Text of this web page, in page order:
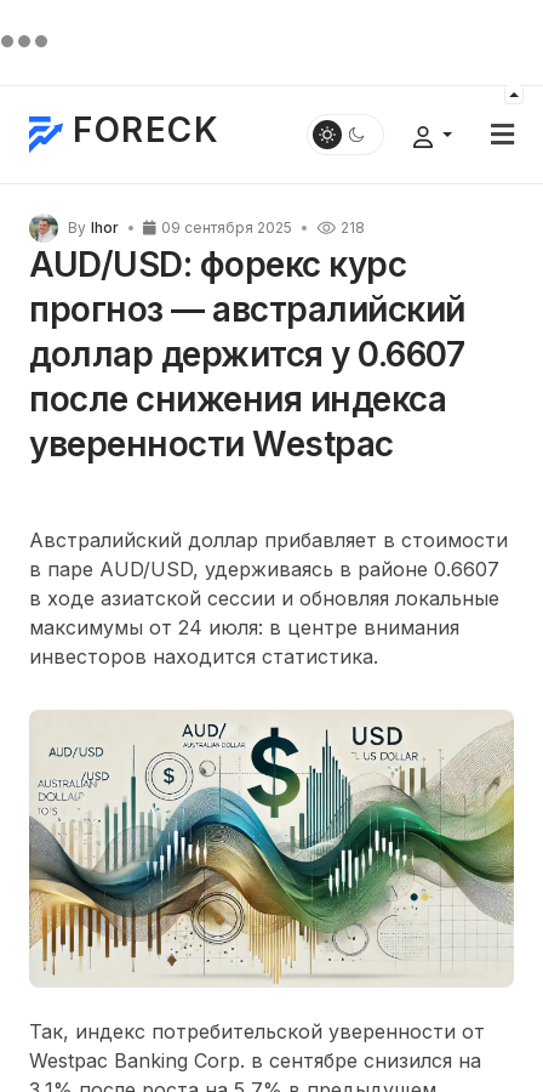
FORECK
By Ihor 09 сентября 2025 218
AUD/USD: форекс курс
прогноз — австралийский
доллар держится у 0.6607
после снижения индекса
уверенности Westpac
Австралийский доллар прибавляет в стоимости
в паре AUD/USD, удерживаясь в районе 0.6607
в ходе азиатской сессии и обновляя локальные
максимумы от 24 июля: в центре внимания
инвесторов находится статистика.
Так, индекс потребительской уверенности от
Westpac Banking Corp. в сентябре снизился на